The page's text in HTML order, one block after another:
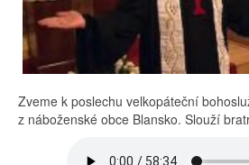
Zveme k poslechu velkopáteční
z náboženské obce Blansko. Slouží